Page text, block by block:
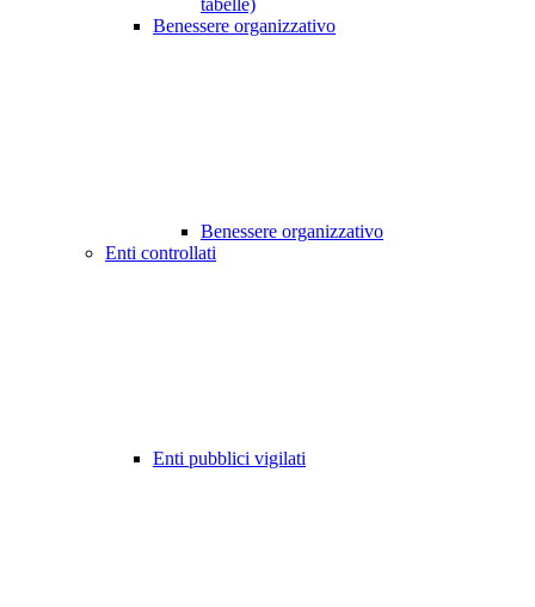
tabelle)
Benessere organizzativo
Benessere organizzativo
Enti controllati
Enti pubblici vigilati